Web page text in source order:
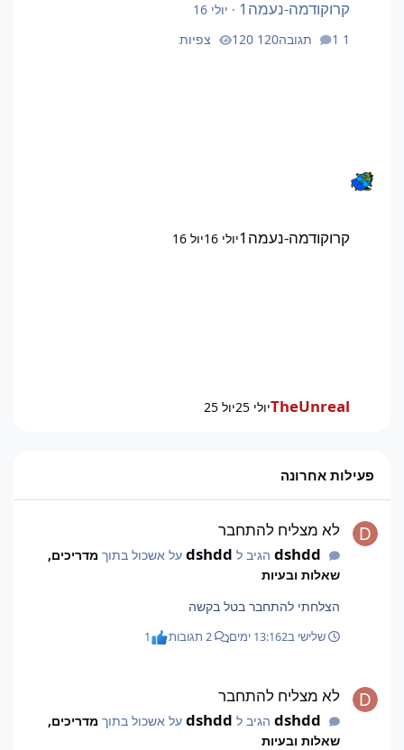
קרוקודמה-נעמה1 · יולי 16
1 תגובה
120 צפיות
קרוקודמה-נעמה1 יולי 16 יול 16
TheUnrealיולי 25 יול 25
פעילות אחרונה
לא מצליח להתחבר
dshddהגיב ל dshddעל אשכול בתוך מדריכים,
שאלות ובעיות
הצלחתי להתחבר בטל בקשה
שלישי ב13:162 ימים 1
לא מצליח להתחבר
dshddהגיב ל dshddעל אשכול בתוך מדריכים,
שאלות ובעיות